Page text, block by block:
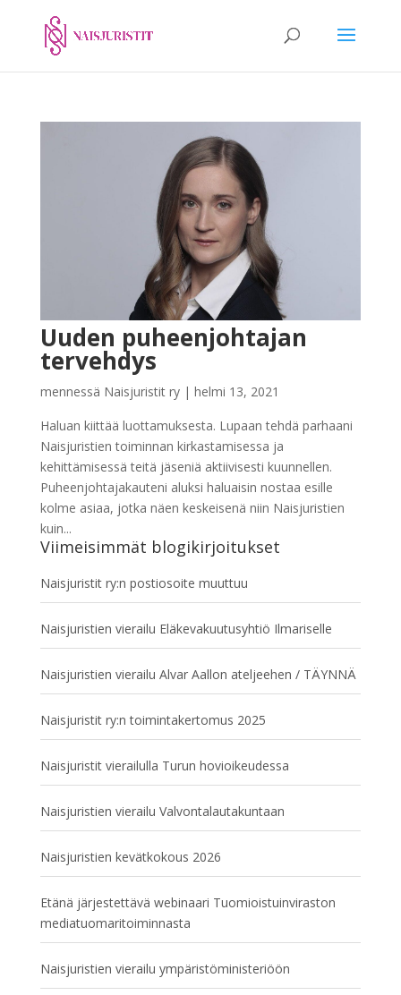
Uuden puheenjohtajan
tervehdys
mennessä Naisjuristit ry| helmi 13, 2021
Haluan kiittää luottamuksesta. Lupaan tehdä parhaani
Naisjuristien toiminnan kirkastamisessa ja
kehittämisessä teitä jäseniä aktiivisesti kuunnellen.
Puheenjohtajakauteni aluksi haluaisin nostaa esille
kolme asiaa, jotka näen keskeisenä niin Naisjuristien
kuin...
Viimeisimmät blogikirjoitukset
Naisjuristit ry:n postiosoite muuttuu
Naisjuristien vierailu Eläkevakuutusyhtiö Ilmariselle
Naisjuristien vierailu Alvar Aallon ateljeehen / TÄYNNÄ
Naisjuristit ry:n toimintakertomus 2025
Naisjuristit vierailulla Turun hovioikeudessa
Naisjuristien vierailu Valvontalautakuntaan
Naisjuristien kevätkokous 2026
Etänä järjestettävä webinaari Tuomioistuinviraston
mediatuomaritoiminnasta
Naisjuristien vierailu ympäristöministeriöön